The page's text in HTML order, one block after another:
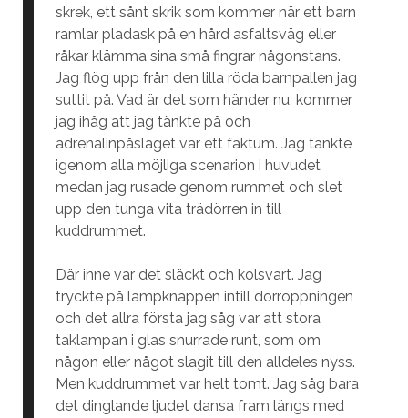
skrek, ett sånt skrik som kommer när ett barn
ramlar pladask på en hård asfaltsväg eller
råkar klämma sina små fingrar någonstans.
Jag flög upp från den lilla röda barnpallen jag
suttit på. Vad är det som händer nu, kommer
jag ihåg att jag tänkte på och
adrenalinpåslaget var ett faktum. Jag tänkte
igenom alla möjliga scenarion i huvudet
medan jag rusade genom rummet och slet
upp den tunga vita trädörren in till
kuddrummet.
Där inne var det släckt och kolsvart. Jag
tryckte på lampknappen intill dörröppningen
och det allra första jag såg var att stora
taklampan i glas snurrade runt, som om
någon eller något slagit till den alldeles nyss.
Men kuddrummet var helt tomt. Jag såg bara
det dinglande ljudet dansa fram längs med